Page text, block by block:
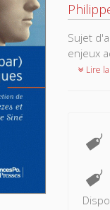
Sujet
enjeux
Lire